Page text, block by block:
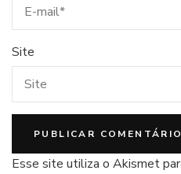
Site
Esse site utiliza o Akismet